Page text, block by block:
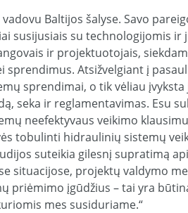
Baltijos šalyse. Savo
susijusiais su technologijomis ir
ir projektuotojais,
sprendimus. Atsižvelgiant į
sprendimai, o tik vėliau įvyksta
seka ir reglamentavimas. Esu
neefektyvaus veikimo
tobulinti hidraulinių sistemų
suteikia gilesnį supratimą
situacijose, projektų valdymo
priėmimo įgūdžius – tai yra
mes susiduriame.“